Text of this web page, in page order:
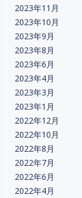
2023年11月
2023年10月
2023年9月
2023年8月
2023年6月
2023年4月
2023年3月
2023年1月
2022年12月
2022年10月
2022年8月
2022年7月
2022年6月
2022年4月